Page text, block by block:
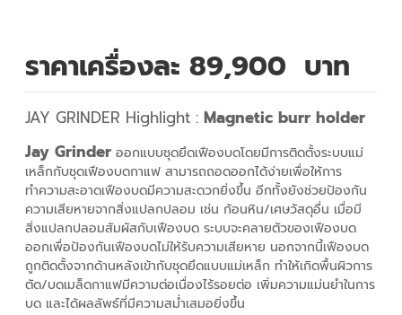
ราคาเครื่องละ 89,900 บาท
JAY GRINDER Highlight : Magnetic burr holder
Jay Grinder ออกแบบชุดยึดเฟืองบดโดยมีการติดตั้งระบบแม่
เหล็กกับชุดเฟืองบดกาแฟ สามารถถอดออกได้ง่ายเพื่อให้การ
ทำความสะอาดเฟืองบดมีความสะดวกยิ่งขึ้น อีกทั้งยังช่วยป้องกัน
ความเสียหายจากสิ่งแปลกปลอม เช่น ก้อนหิน/เศษวัสดุอื่น เมื่อมี
สิ่งแปลกปลอมสัมผัสกับเฟืองบด ระบบจะคลายตัวของเฟืองบด
ออกเพื่อป้องกันเฟืองบดไม่ให้รับความเสียหาย นอกจากนี้เฟืองบด
ถูกติดตั้งจากด้านหลังเข้ากับชุดยึดแบบแม่เหล็ก ทำให้เกิดพื้นผิวการ
ตัด/บดเมล็ดกาแฟมีความต่อเนื่องไร้รอยต่อ เพิ่มความแม่นยำในการ
บด และได้ผลลัพธ์ที่มีความสม่ำเสมอยิ่งขึ้น